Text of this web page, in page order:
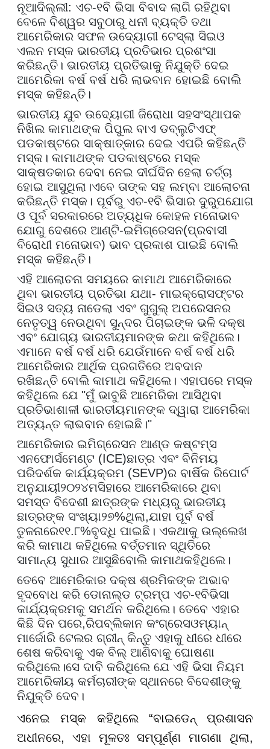
ନୂଆଦିଲ୍ଲୀ: ଏଚ-୧ବି ଭିସା ବିବାଦ ଲାଗି ରହିଥିବା
ବେଳେ ବିଶ୍ୱର ସବୁଠାରୁ ଧନୀ ବ୍ୟକ୍ତି ତଥା
ଆମେରିକାର ସଫଳ ଉଦ୍ୟୋଗୀ ଟେସ୍ଲା ସିଇଓ
ଏଲନ ମସ୍କ ଭାରତୀୟ ପ୍ରତିଭାର ପ୍ରଶଂସା
କରିଛନ୍ତି। ଭାରତୀୟ ପ୍ରତିଭାକୁ ନିଯୁକ୍ତି ଦେଇ
ଆମେରିକା ବର୍ଷ ବର୍ଷ ଧରି ଲାଭବାନ ହୋଇଛି ବୋଲି
ମସ୍କ କହିଛନ୍ତି।
ଭାରତୀୟ ଯୁବ ଉଦ୍ୟୋଗୀ ଜିରୋଧା ସହସଂସ୍ଥାପକ
ନିଖିଲ କାମାଥଙ୍କ ପିପୁଲ ବାଏ ଡବ୍ଲୁଟିଏଫ୍
ପଡକାଷ୍ଟରେ ସାକ୍ଷାତ୍କାର ଦେଇ ଏପରି କହିଛନ୍ତି
ମସ୍କ। କାମାଥଙ୍କ ପଡକାଷ୍ଟରେ ମସ୍କ
ସାକ୍ଷତକାର ଦେବା ନେଇ ଦୀର୍ଘଦିନ ହେଲା ଚର୍ଚ୍ଚା
ହୋଇ ଆସୁଥିଲା।ଏବେ ତାଙ୍କ ସହ ଲମ୍ବା ଆଲୋଚନା
କରିଛନ୍ତି ମସ୍କ। ପୂର୍ବରୁ ଏଚ-୧ବି ଭିସାର ଦୁରୁପଯୋଗ
ଓ ପୂର୍ବ ସରକାରରେ ଅତ୍ୟଧିକ କୋହଳ ମନୋଭାବ
ଯୋଗୁ ଦେଶରେ ଆଣ୍ଟି-ଇମିଗ୍ରେସନ(ପ୍ରବାସୀ
ବିରୋଧୀ ମନୋଭାବ) ଭାବ ପ୍ରକାଶ ପାଇଛି ବୋଲି
ମସ୍କ କହିଛନ୍ତି।
ଏହି ଆଲୋଚନା ସମୟରେ କାମାଥ ଆମେରିକାରେ
ଥିବା ଭାରତୀୟ ପ୍ରତିଭା ଯଥା- ମାଇକ୍ରୋସଫ୍ଟର
ସିଇଓ ସତ୍ୟ ନାଡେଲା ଏବଂ ଗୁଗୁଲ୍ ଅପରେସନର
ନେତୃତ୍ୱ ନେଉଥିବା ସୁନ୍ଦର ପିଚାଇଙ୍କ ଭଳି ଦକ୍ଷ
ଏବଂ ଯୋଗ୍ୟ ଭାରତୀୟମାନଙ୍କ କଥା କହିଥିଲେ।
ଏମାନେ ବର୍ଷ ବର୍ଷ ଧରି ଯେଉଁମାନେ ବର୍ଷ ବର୍ଷ ଧରି
ଆମେରିକାର ଆର୍ଥିକ ପ୍ରଗତିରେ ଅବଦାନ
ରଖିଛନ୍ତି ବୋଲି କାମାଥ କହିଥିଲେ। ଏହାପରେ ମସ୍କ
କହିଥିଲେ ଯେ "ମୁଁ ଭାବୁଛି ଆମେରିକା ଆସିଥିବା
ପ୍ରତିଭାଶାଳୀ ଭାରତୀୟମାନଙ୍କ ଦ୍ୱାରା ଆମେରିକା
ଅତ୍ୟନ୍ତ ଲାଭବାନ ହୋଇଛି ।"
ଆମେରିକାର ଇମିଗ୍ରେସନ ଆଣ୍ଡ କଷ୍ଟମ୍ସ
ଏନଫୋର୍ସମେଣ୍ଟ (ICE)ଛାତ୍ର ଏବଂ ବିନିମୟ
ପରିଦର୍ଶକ କାର୍ଯ୍ୟକ୍ରମ (SEVP)ର ବାର୍ଷିକ ରିପୋର୍ଟ
ଅନୁଯାୟୀ୨୦୨୪ମସିହାରେ ଆମେରିକାରେ ଥିବା
ସମସ୍ତ ବିଦେଶୀ ଛାତ୍ରଙ୍କ ମଧ୍ୟରୁ ଭାରତୀୟ
ଛାତ୍ରଙ୍କ ସଂଖ୍ୟା୨୭%ଥିଲା,ଯାହା ପୂର୍ବ ବର୍ଷ
ତୁଳନାରେ୧୧.୮%ବୃଦ୍ଧି ପାଇଛି। ଏକଥାକୁ ଉଲ୍ଲେଖ
କରି କାମାଥ କହିଥିଲେ ବର୍ତ୍ତମାନ ସ୍ଥିତିରେ
ସାମାନ୍ୟ ସୁଧାର ଆସୁଛିବୋଲି କାମାଥକହିଥିଲେ।
ତେବେ ଆମେରିକାର ଦକ୍ଷ ଶ୍ରମିକଙ୍କ ଅଭାବ
ହୃଦବୋଧ କରି ଡୋନାଲ୍ଡ ଟ୍ରମ୍ପ ଏଚ-୧ବିଭିସା
କାର୍ଯ୍ୟକ୍ରମକୁ ସମର୍ଥନ କରିଥିଲେ। ତେବେ ଏହାର
କିଛି ଦିନ ପରେ,ରିପବ୍ଲିକାନ କଂଗ୍ରେସଓମ୍ୟାନ୍
ମାର୍ଜୋରି ଟେଲର ଗ୍ରୀନ୍ କିନ୍ତୁ ଏହାକୁ ଧୀରେ ଧୀରେ
ଶେଷ କରିବାକୁ ଏକ ବିଲ୍ ଆଣିବାକୁ ଘୋଷଣା
କରିଥିଲେ।ସେ ଦାବି କରିଥିଲେ ଯେ ଏହି ଭିସା ନିୟମ
ଆମେରିକୀୟ କର୍ମଚାରୀଙ୍କ ସ୍ଥାନରେ ବିଦେଶୀଙ୍କୁ
ନିଯୁକ୍ତି ଦେବ।
ଏନେଇ ମସ୍କ କହିଥିଲେ “ବାଇଡେନ୍ ପ୍ରଶାସନ
ଅଧୀନରେ, ଏହା ମୂଳତଃ ସମ୍ପୂର୍ଣ୍ଣ ମାଗଣା ଥିଲା,